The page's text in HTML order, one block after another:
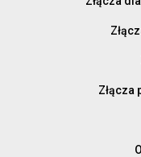
Złącza